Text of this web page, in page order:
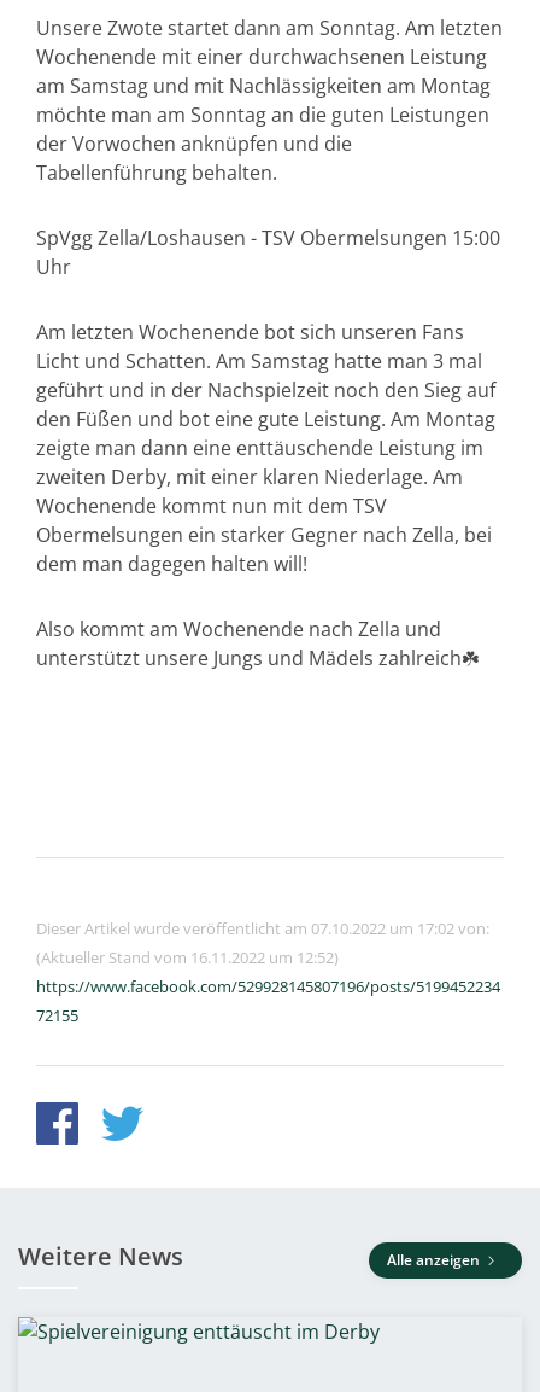
Unsere Zwote startet dann am Sonntag. Am letzten
Wochenende mit einer durchwachsenen Leistung
am Samstag und mit Nachlässigkeiten am Montag
möchte man am Sonntag an die guten Leistungen
der Vorwochen anknüpfen und die
Tabellenführung behalten.
SpVgg Zella/Loshausen - TSV Obermelsungen 15:00
Uhr
Am letzten Wochenende bot sich unseren Fans
Licht und Schatten. Am Samstag hatte man 3 mal
geführt und in der Nachspielzeit noch den Sieg auf
den Füßen und bot eine gute Leistung. Am Montag
zeigte man dann eine enttäuschende Leistung im
zweiten Derby, mit einer klaren Niederlage. Am
Wochenende kommt nun mit dem TSV
Obermelsungen ein starker Gegner nach Zella, bei
dem man dagegen halten will!
Also kommt am Wochenende nach Zella und
unterstützt unsere Jungs und Mädels zahlreich☘️
Dieser Artikel wurde veröffentlicht am 07.10.2022 um 17:02 von:
(Aktueller Stand vom 16.11.2022 um 12:52)
https://www.facebook.com/529928145807196/posts/5199452234
72155
Weitere News Alle anzeigen